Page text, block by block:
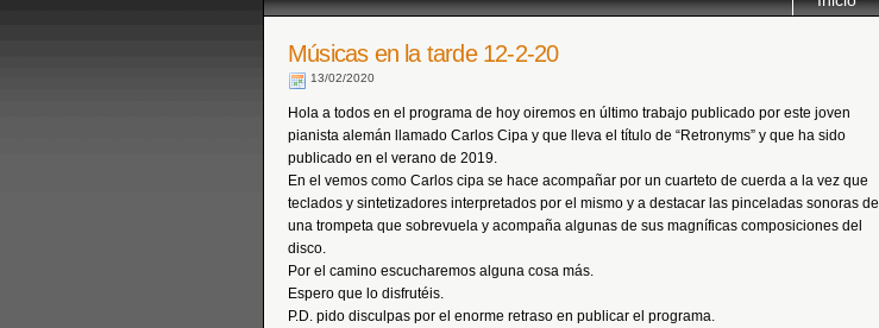
Músicas en la tarde 12-2-20
13/02/2020
Hola a todos en el programa de hoy oiremos en último trabajo publicado por este joven
pianista alemán llamado Carlos Cipa y que lleva el título de “Retronyms” y que ha sido
publicado en el verano de 2019.
En el vemos como Carlos cipa se hace acompañar por un cuarteto de cuerda a la vez que
teclados y sintetizadores interpretados por el mismo y a destacar las pinceladas sonoras de
una trompeta que sobrevuela y acompaña algunas de sus magníficas composiciones del
disco.
Por el camino escucharemos alguna cosa más.
Espero que lo disfrutéis.
P.D. pido disculpas por el enorme retraso en publicar el programa.